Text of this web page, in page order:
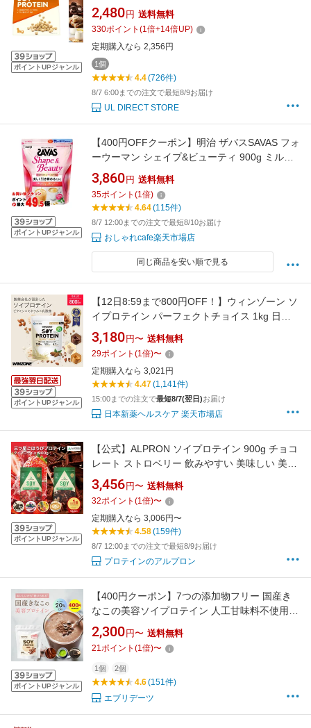
ポイントUPジャンル
きなこ風味 チョコレート風味 バナナ風味 プロ
テイン ソイ 大豆プロテイン シンプルソイプロ
テイン ポイント
2,480 円 送料無料
330ポイント (1倍+14倍UP)
定期購入なら 2,356円
1個
4.4(726件)
8/7 6:00までの注文で最短8/9お届け
UL DIRECT STORE
ポイントUPジャンル
【400円OFFクーポン】明治 ザバスSAVAS フォ
ーウーマン シェイプ&ビューティ 900g ミルク
ティー風味【大豆(ソイプロテイン/SOY
PROTEIN)+コラーゲン/シェイプアンドビュー
ティ】【宅配便送料無料】 (6025017)
3,860 円 送料無料
35ポイント (1倍)
4.64(115件)
8/7 12:00までの注文で最短8/10お届け
おしゃれcafe楽天市場店
同じ商品を安い順で見る
ポイントUPジャンル
【12日8:59まで800円OFF！】ウィンゾーン ソ
イプロテイン パーフェクトチョイス 1kg 日本
新薬 大豆タンパク質 置き換えダイエット 女性
美容 男性 BCAA EAA ビタミン ミネラル 乳酸菌
選べる風味 WINZONE プロテイン チョコ ダイ
エット
3,180 円〜 送料無料
29ポイント (1倍)〜
定期購入なら 3,021円
4.47(1,141件)
15:00までの注文で最短8/7(翌日)お届け
日本新薬ヘルスケア 楽天市場店
ポイントUPジャンル
【公式】ALPRON ソイプロテイン 900g チョコ
レート ストロベリー 飲みやすい 美味しい 美容
ダイエット プロテイン アルプロン 置き換え 筋
トレ 国内製造 ブルーベリーヨーグルト カフェ
ラテ いちご クッキーアンドクリーム フルーツ
ミックス
3,456 円〜 送料無料
32ポイント (1倍)〜
定期購入なら 3,006円〜
4.58(159件)
8/7 12:00までの注文で最短8/9お届け
プロテインのアルプロン
ポイントUPジャンル
【400円クーポン】7つの添加物フリー 国産き
なこの美容ソイプロテイン 人工甘味料不使用
NMN配合 60g/280g お試し サイズも《
MOREPRO モアプロ 7つの添加物フリー 選べ
る3フレーバー 美容 ダイエット 置き換え 乳酸
菌 国産 きなこベース おいしい 》
2,300 円〜 送料無料
21ポイント (1倍)〜
1個 2個
4.6(151件)
エブリデーツ